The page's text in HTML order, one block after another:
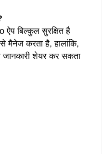
ऐप बिल्कुल सुरक्षित है
मैनेज करता है, हालांकि,
जानकारी शेयर कर सकता